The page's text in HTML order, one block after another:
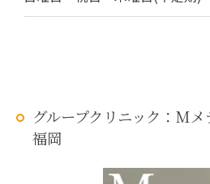
グループクリニック：M
福岡